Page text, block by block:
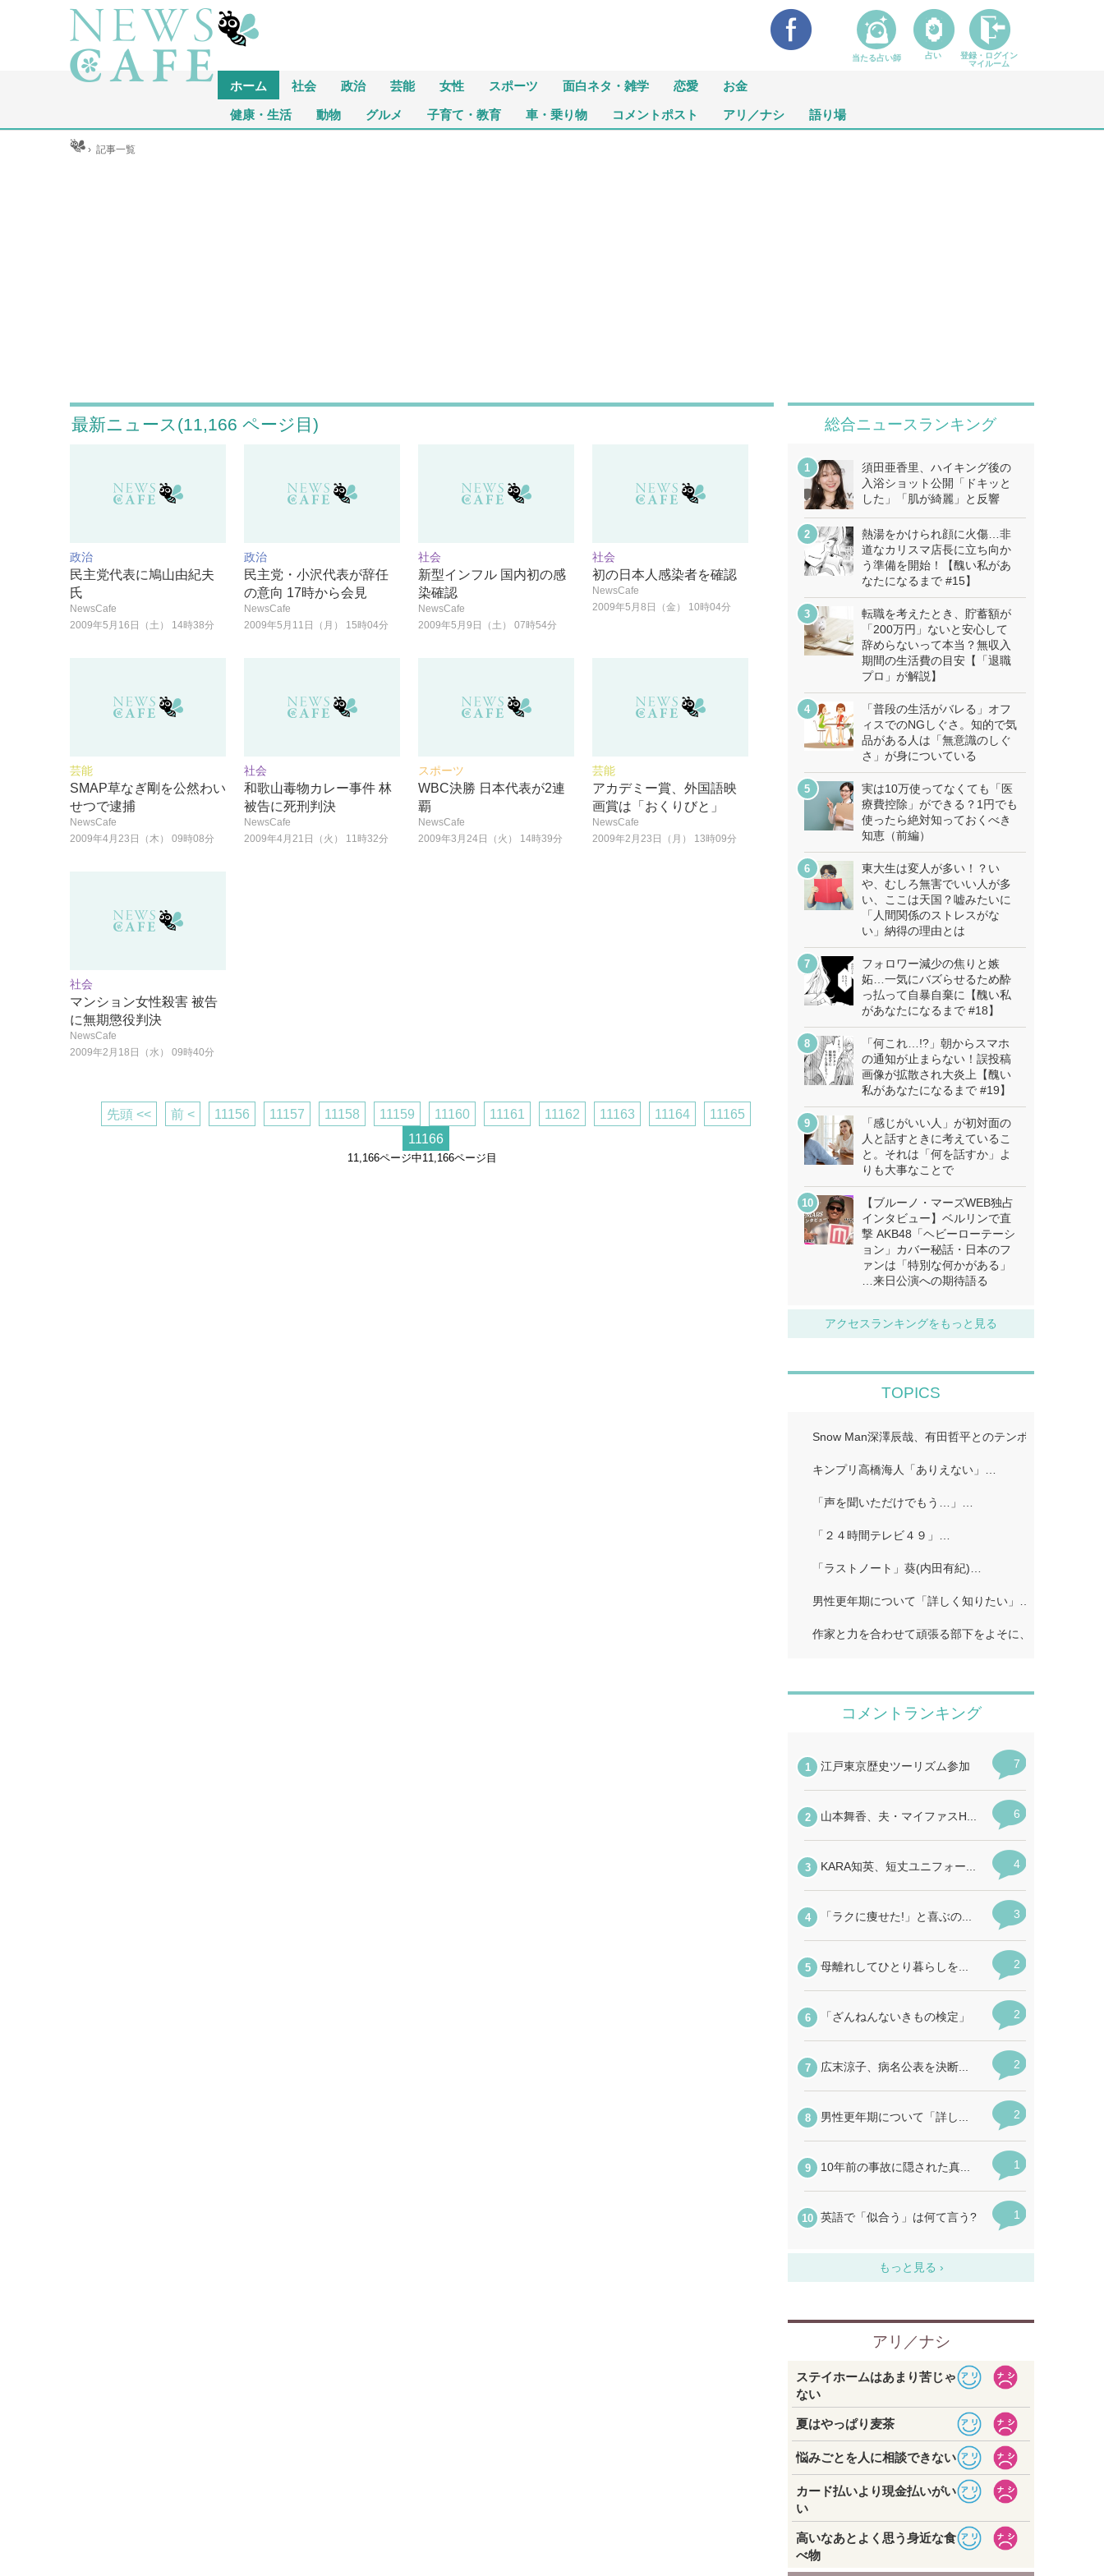
ホーム 社会 政治 芸能 女性 スポーツ 面白ネタ・雑学 恋愛 お金
健康・生活 動物 グルメ 子育て・教育 車・乗り物 コメントポスト アリ／ナシ 語り場
ホーム ›記事一覧
最新ニュース(11,166 ページ目)
政治
民主党代表に鳩山由紀夫
氏
NewsCafe
2009年5月16日（土） 14時38分
政治
民主党・小沢代表が辞任
の意向 17時から会見
NewsCafe
2009年5月11日（月） 15時04分
社会
新型インフル 国内初の感
染確認
NewsCafe
2009年5月9日（土） 07時54分
社会
初の日本人感染者を確認
NewsCafe
2009年5月8日（金） 10時04分
芸能
SMAP草なぎ剛を公然わい
せつで逮捕
NewsCafe
2009年4月23日（木） 09時08分
社会
和歌山毒物カレー事件 林
被告に死刑判決
NewsCafe
2009年4月21日（火） 11時32分
スポーツ
WBC決勝 日本代表が2連
覇
NewsCafe
2009年3月24日（火） 14時39分
芸能
アカデミー賞、外国語映
画賞は「おくりびと」
NewsCafe
2009年2月23日（月） 13時09分
社会
マンション女性殺害 被告
に無期懲役判決
NewsCafe
2009年2月18日（水） 09時40分
先頭 << 前 < 11156 11157 11158 11159 11160 11161 11162 11163 11164
11165
11166
11,166ページ中11,166ページ目
総合ニュースランキング
須田亜香里、ハイキング後の
入浴ショット公開「ドキッと
した」「肌が綺麗」と反響
熱湯をかけられ顔に火傷…非
道なカリスマ店長に立ち向か
う準備を開始！【醜い私があ
なたになるまで #15】
転職を考えたとき、貯蓄額が
「200万円」ないと安心して
辞めらないって本当？無収入
期間の生活費の目安【「退職
プロ」が解説】
「普段の生活がバレる」オフ
ィスでのNGしぐさ。知的で気
品がある人は「無意識のしぐ
さ」が身についている
実は10万使ってなくても「医
療費控除」ができる？1円でも
使ったら絶対知っておくべき
知恵（前編）
東大生は変人が多い！？い
や、むしろ無害でいい人が多
い、ここは天国？嘘みたいに
「人間関係のストレスがな
い」納得の理由とは
フォロワー減少の焦りと嫉
妬…一気にバズらせるため酔
っ払って自暴自棄に【醜い私
があなたになるまで #18】
「何これ…!?」朝からスマホ
の通知が止まらない！誤投稿
画像が拡散され大炎上【醜い
私があなたになるまで #19】
「感じがいい人」が初対面の
人と話すときに考えているこ
と。それは「何を話すか」よ
りも大事なことで
【ブルーノ・マーズWEB独占
インタビュー】ベルリンで直
撃 AKB48「ヘビーローテーシ
ョン」カバー秘話・日本のフ
ァンは「特別な何かがある」
…来日公演への期待語る
アクセスランキングをもっと見る
TOPICS
Snow Man深澤辰哉、有田哲平とのテンポに手応え “ア
キンプリ高橋海人「ありえない」…
「声を聞いただけでもう…」…
「２４時間テレビ４９」…
「ラストノート」葵(内田有紀)…
男性更年期について「詳しく知りたい」…
作家と力を合わせて頑張る部下をよそに、上司は陰で
当たる占い師 占い
登録・ログイン
マイルーム